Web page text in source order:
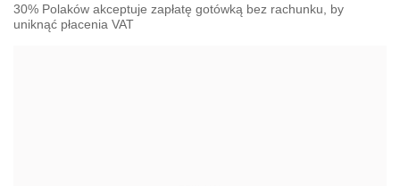
30% Polaków akceptuje zapłatę gotówką bez rachunku, by
uniknąć płacenia VAT